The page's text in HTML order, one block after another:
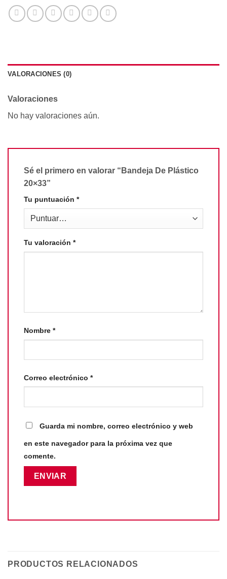
VALORACIONES (0)
Valoraciones
No hay valoraciones aún.
Sé el primero en valorar “Bandeja De Plástico
20×33”
Tu puntuación *
Tu valoración *
Nombre *
Correo electrónico *
Guarda mi nombre, correo electrónico y web
en este navegador para la próxima vez que
comente.
PRODUCTOS RELACIONADOS